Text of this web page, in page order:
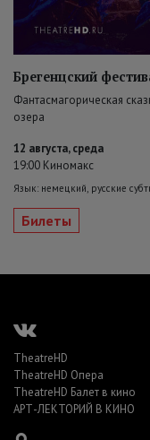
Брегенцский
Фантасмагорическая
озера
12 августа, среда
19:00 Киномакс
Язык: немецкий, русские
Билеты
TheatreHD
TheatreHD Опера
TheatreHD Балет в кино
АРТ-ЛЕКТОРИЙ В КИНО